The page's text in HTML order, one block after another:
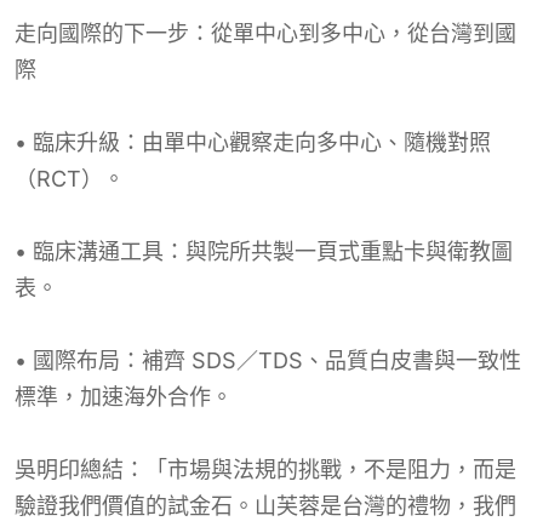
走向國際的下一步：從單中心到多中心，從台灣到國
際
• 臨床升級：由單中心觀察走向多中心、隨機對照
（RCT）。
• 臨床溝通工具：與院所共製一頁式重點卡與衛教圖
表。
• 國際布局：補齊 SDS／TDS、品質白皮書與一致性
標準，加速海外合作。
吳明印總結：「市場與法規的挑戰，不是阻力，而是
驗證我們價值的試金石。山芙蓉是台灣的禮物，我們